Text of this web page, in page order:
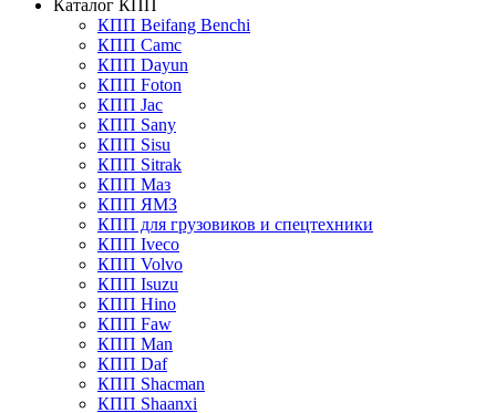
Каталог КПП
КПП Beifang Benchi
КПП Camc
КПП Dayun
КПП Foton
КПП Jac
КПП Sany
КПП Sisu
КПП Sitrak
КПП Маз
КПП ЯМЗ
КПП для грузовиков и спецтехники
КПП Iveco
КПП Volvo
КПП Isuzu
КПП Hino
КПП Faw
КПП Man
КПП Daf
КПП Shacman
КПП Shaanxi